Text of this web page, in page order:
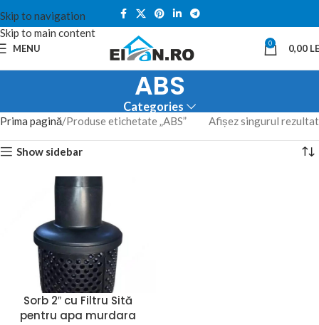
Skip to navigation
Skip to main content
MENU 0 0,00
ABS
Categories
Prima pagină Produse etichetate „ABS” Afișez singurul rezultat
Show sidebar
Sorb 2″ cu Filtru Sită
pentru apa murdara